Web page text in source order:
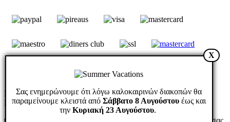
Markidis Electronics © 2026. All rights reserved. Designed &
Developed by
X
Σας ενημερώνουμε ότι λόγω καλοκαιρινών διακοπών θα
παραμείνουμε κλειστά απόΣάββατο 8 Αυγούστου έως και
τηνΚυριακή 23 Αυγούστου.